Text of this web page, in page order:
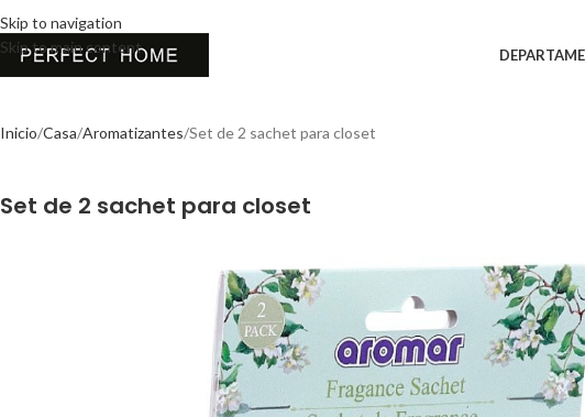
Skip to navigation
Skip to main content
Inicio Casa Aromatizantes Set de 2 sachet para closet
Set de 2 sachet para closet